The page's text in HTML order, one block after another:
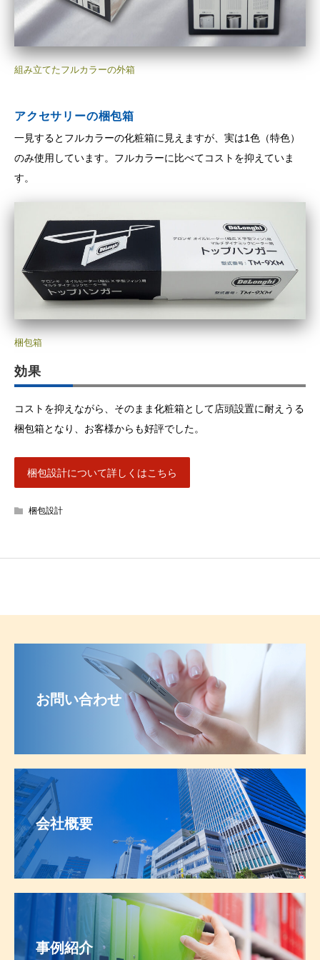
組み立てたフルカラーの外箱
アクセサリーの梱包箱
一見するとフルカラーの化粧箱に見えますが、実は1色（特色）
のみ使用しています。フルカラーに比べてコストを抑えていま
す。
梱包箱
効果
コストを抑えながら、そのまま化粧箱として店頭設置に耐えうる
梱包箱となり、お客様からも好評でした。
梱包設計について詳しくはこちら
梱包設計
お問い合わせ
会社概要
事例紹介